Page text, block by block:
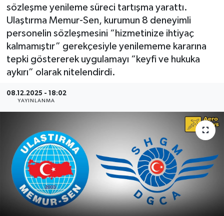
sözleşme yenileme süreci tartışma yarattı.
Ulaştırma Memur-Sen, kurumun 8 deneyimli
personelin sözleşmesini “hizmetinize ihtiyaç
kalmamıştır” gerekçesiyle yenilememe kararına
tepki göstererek uygulamayı “keyfi ve hukuka
aykırı” olarak nitelendirdi.
08.12.2025 - 18:02
YAYINLANMA